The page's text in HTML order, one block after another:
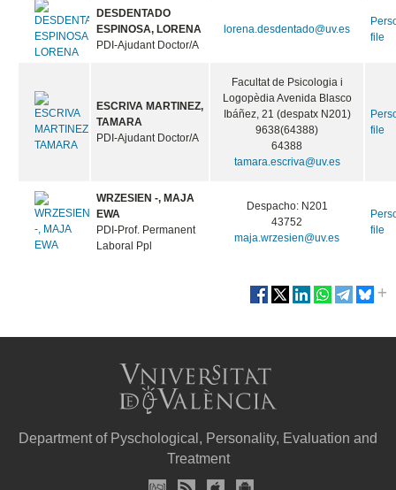
DESDENTADO
ESPINOSA, LORENA
PDI-Ajudant Doctor/A
lorena.desdentado@uv.es
file
ESCRIVA MARTINEZ,
TAMARA
PDI-Ajudant Doctor/A
Facultat de Psicologia i
Logopèdia Avenida Blasco
Ibáñez, 21 (despatx N201)
9638(64388)
64388
tamara.escriva@uv.es
file
WRZESIEN -, MAJA
EWA
PDI-Prof. Permanent
Laboral Ppl
Despacho: N201
43752
maja.wrzesien@uv.es
file
Department of Pyschological, Personality, Evaluation and
Treatment